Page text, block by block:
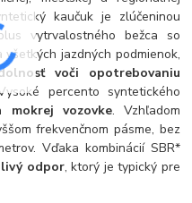
kaučuk je zlúčeninou
vytrvalostného bežca so
jazdných podmienok,
voči opotrebovaniu
percento syntetického
mokrej vozovke. Vzhľadom
frekvenčnom pásme, bez
Vďaka kombinácií SBR*
odpor, ktorý je typický pre